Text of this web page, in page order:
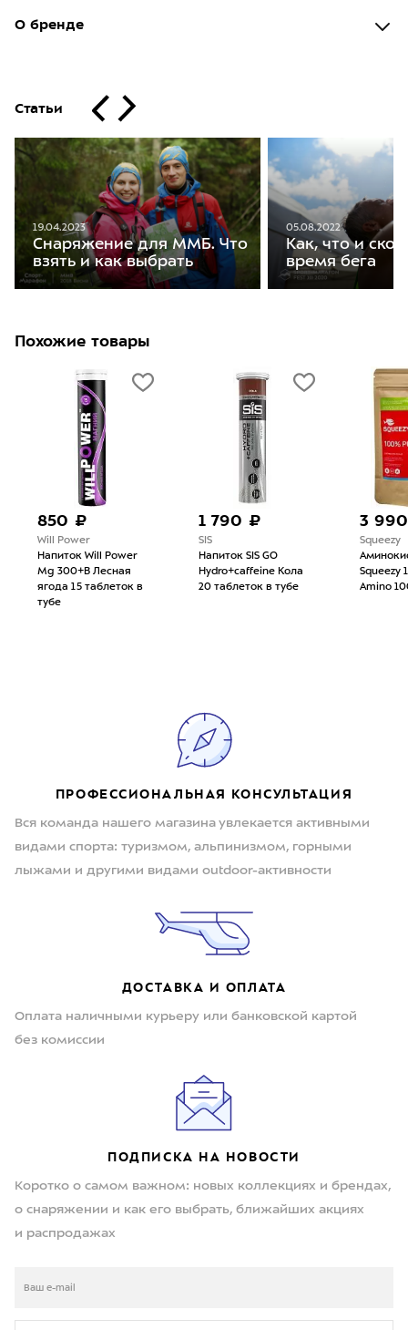
О бренде
Статьи
19.04.2023
Снаряжение для ММБ. Что
взять и как выбрать
05.08.2022
Как, что и
время бега
Похожие товары
850 ₽
Will Power
Напиток Will Power
Mg 300+B Лесная
ягода 15 таблеток в
тубе
1 790 ₽
SIS
Напиток SIS GO
Hydro+caffeine Кола
20 таблеток в тубе
3
Squeezy
Squeezy
Amino
ПРОФЕССИОНАЛЬНАЯ КОНСУЛЬТАЦИЯ
Вся команда нашего магазина увлекается активными
видами спорта: туризмом, альпинизмом, горными
лыжами и другими видами outdoor-активности
ДОСТАВКА И ОПЛАТА
Оплата наличными курьеру или банковской картой
без комиссии
ПОДПИСКА НА НОВОСТИ
Коротко о самом важном: новых коллекциях и брендах,
о снаряжении и как его выбрать, ближайших акциях
и распродажах